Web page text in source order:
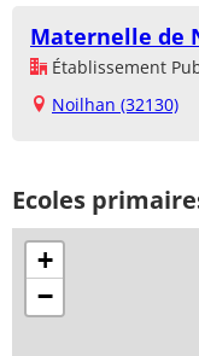
Maternelle de
Établissement
Noilhan (32130)
Ecoles
+
−